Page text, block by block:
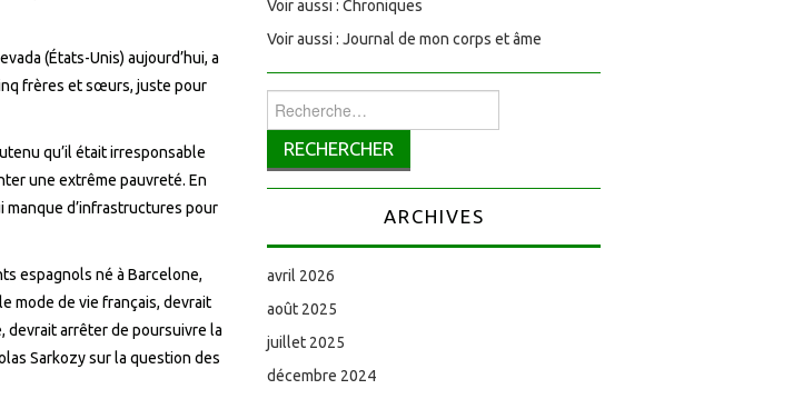
(États-Unis) aujourd’hui, a
frères et sœurs, juste pour
qu’il était irresponsable
une extrême pauvreté. En
manque d’infrastructures pour
espagnols né à Barcelone,
mode de vie français, devrait
devrait arrêter de poursuivre la
Sarkozy sur la question des
Voir aussi : Chroniques
Voir aussi : Journal de mon corps et âme
Rechercher :
ARCHIVES
avril 2026
août 2025
juillet 2025
décembre 2024